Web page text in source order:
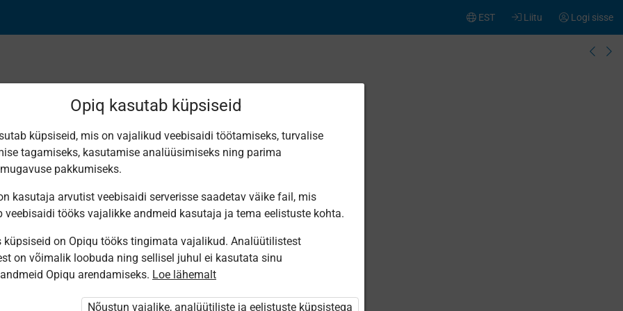
Logi sisse
Liitu
EST
eesmärgid
ole Opiqusse sisse logitud.
paketi „Erakasutaja 2024/25”
Opiq kasutab küpsiseid
küpsiseid, mis on vajalikud veebisaidi töötamiseks, turvalise
tagamiseks, kasutamise analüüsimiseks ning parima
pakkumiseks.
kasutaja arvutist veebisaidi serverisse saadetav väike fail, mis
veebisaidi tööks vajalikke andmeid kasutaja ja tema eelistuste kohta.
küpsiseid on Opiqu tööks tingimata vajalikud. Analüütilistest
on võimalik loobuda ning sellisel juhul ei kasutata sinu
Opiqu arendamiseks. Loe lähemalt
Nõustun vajalike, analüütiliste ja eelistuste küpsistega